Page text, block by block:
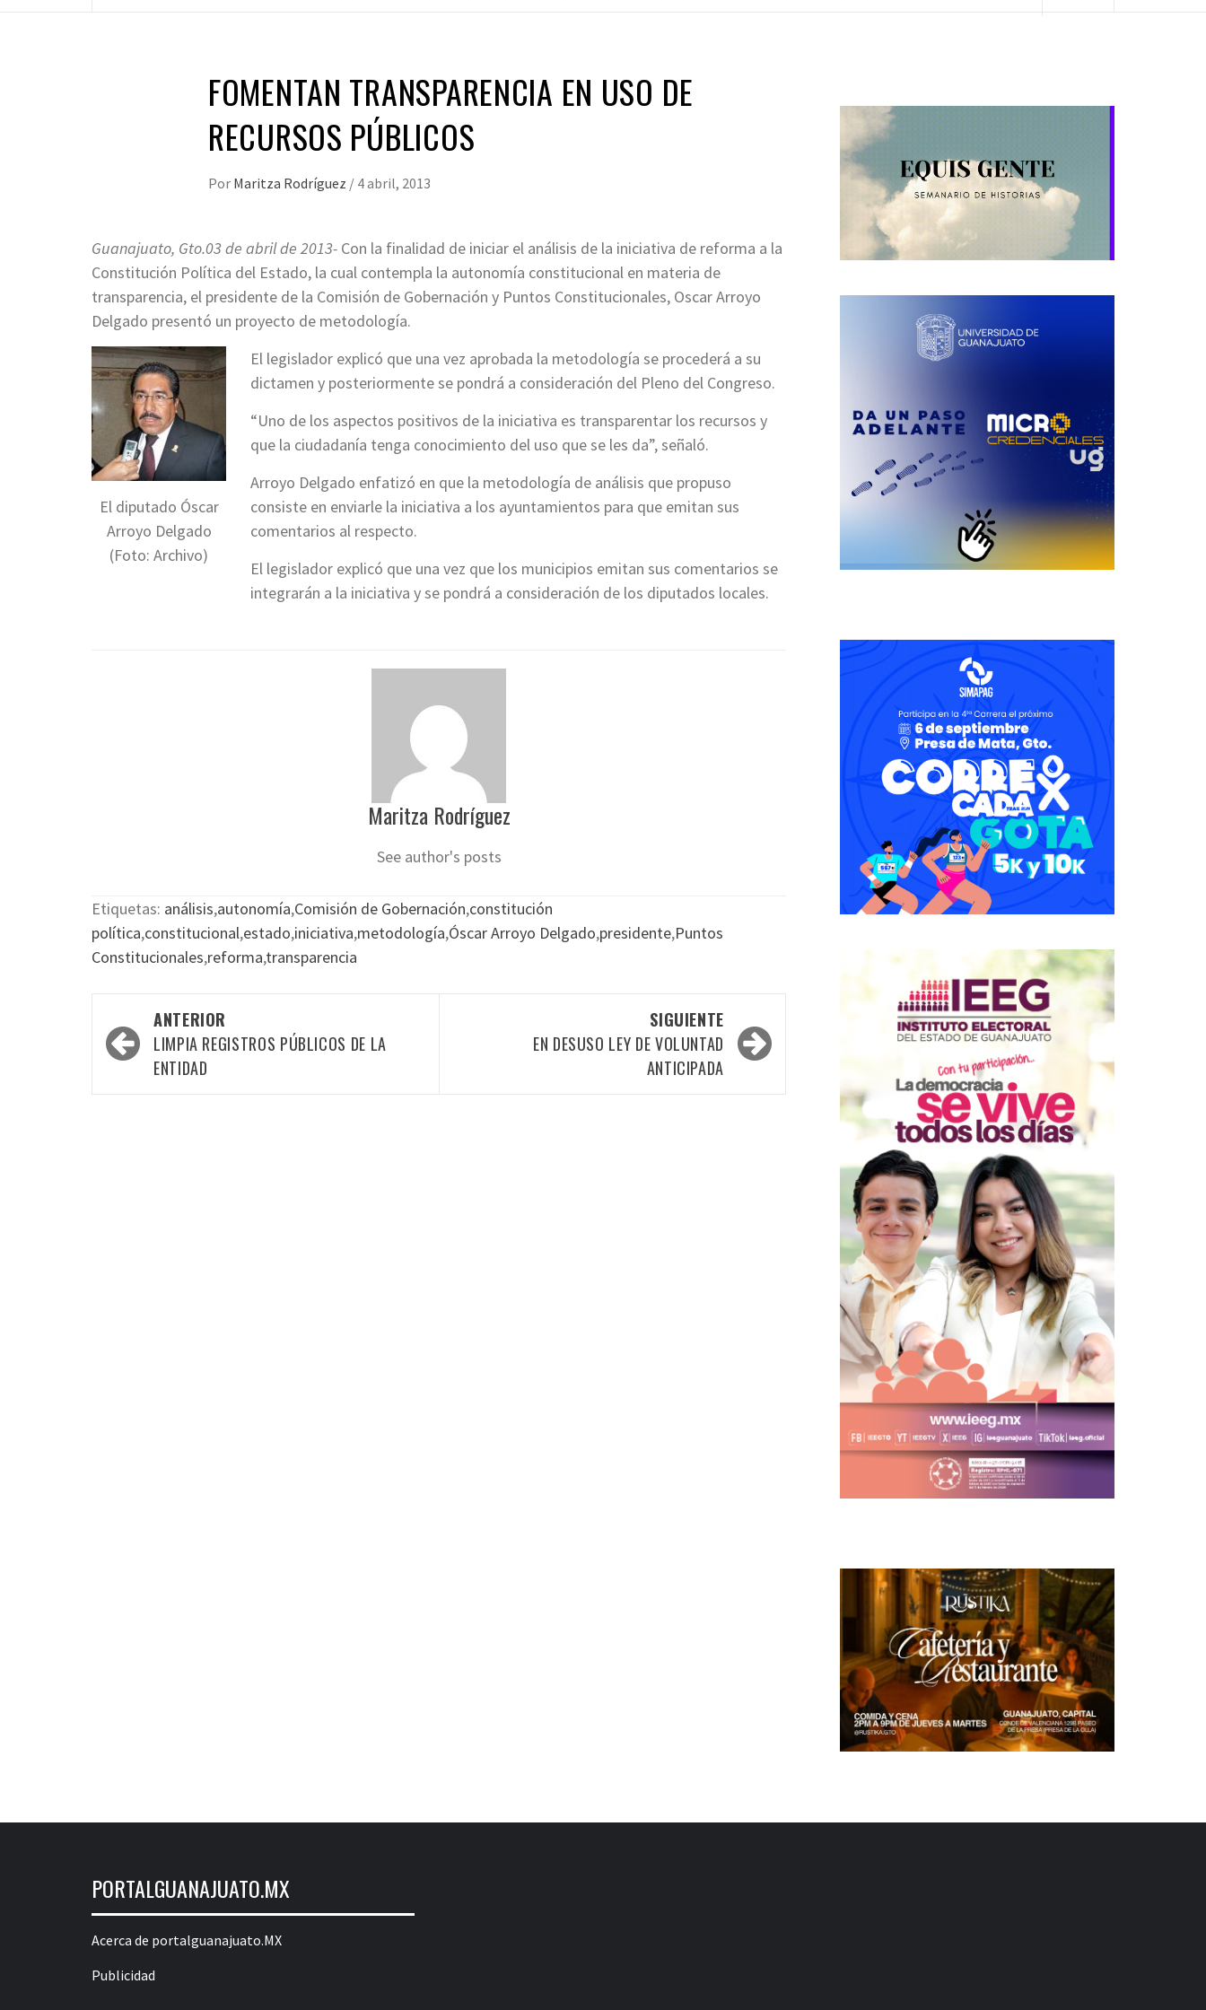
FOMENTAN TRANSPARENCIA EN USO DE
RECURSOS PÚBLICOS
Por Maritza Rodríguez / 4 abril, 2013
Guanajuato, Gto.03 de abril de 2013- Con la finalidad de iniciar el análisis de la iniciativa de reforma a la
Constitución Política del Estado, la cual contempla la autonomía constitucional en materia de
transparencia, el presidente de la Comisión de Gobernación y Puntos Constitucionales, Oscar Arroyo
Delgado presentó un proyecto de metodología.
El diputado Óscar
Arroyo Delgado
(Foto: Archivo)
El legislador explicó que una vez aprobada la metodología se procederá a su
dictamen y posteriormente se pondrá a consideración del Pleno del Congreso.
“Uno de los aspectos positivos de la iniciativa es transparentar los recursos y
que la ciudadanía tenga conocimiento del uso que se les da”, señaló.
Arroyo Delgado enfatizó en que la metodología de análisis que propuso
consiste en enviarle la iniciativa a los ayuntamientos para que emitan sus
comentarios al respecto.
El legislador explicó que una vez que los municipios emitan sus comentarios se
integrarán a la iniciativa y se pondrá a consideración de los diputados locales.
Maritza Rodríguez
See author's posts
Etiquetas: análisis,autonomía,Comisión de Gobernación,constitución
política,constitucional,estado,iniciativa,metodología,Óscar Arroyo Delgado,presidente,Puntos
Constitucionales,reforma,transparencia
Navegación
por
ANTERIOR
LIMPIA REGISTROS PÚBLICOS DE LA
ENTIDAD
SIGUIENTE
EN DESUSO LEY DE VOLUNTAD
ANTICIPADA
PORTALGUANAJUATO.MX
Acerca de portalguanajuato.MX
Publicidad